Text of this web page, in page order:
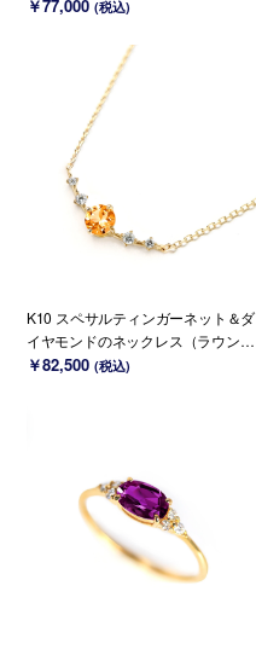
￥77,000 (税込)
K10 スペサルティンガーネット＆ダ
イヤモンドのネックレス（ラウンド
カット）~Ello Lily~ 1月誕生石(K18
￥82,500 (税込)